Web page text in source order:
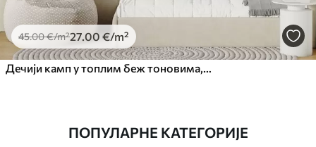
45.00€/m²27 .00 €/m²
ПОПУЛАРНЕ КАТЕГОРИЈЕ